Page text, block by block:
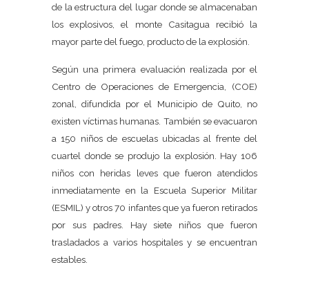
de la estructura del lugar donde se almacenaban
los explosivos, el monte Casitagua recibió la
mayor parte del fuego, producto de la explosión.
Según una primera evaluación realizada por el
Centro de Operaciones de Emergencia, (COE)
zonal, difundida por el Municipio de Quito, no
existen víctimas humanas. También se evacuaron
a 150 niños de escuelas ubicadas al frente del
cuartel donde se produjo la explosión. Hay 106
niños con heridas leves que fueron atendidos
inmediatamente en la Escuela Superior Militar
(ESMIL) y otros 70 infantes que ya fueron retirados
por sus padres. Hay siete niños que fueron
trasladados a varios hospitales y se encuentran
estables.